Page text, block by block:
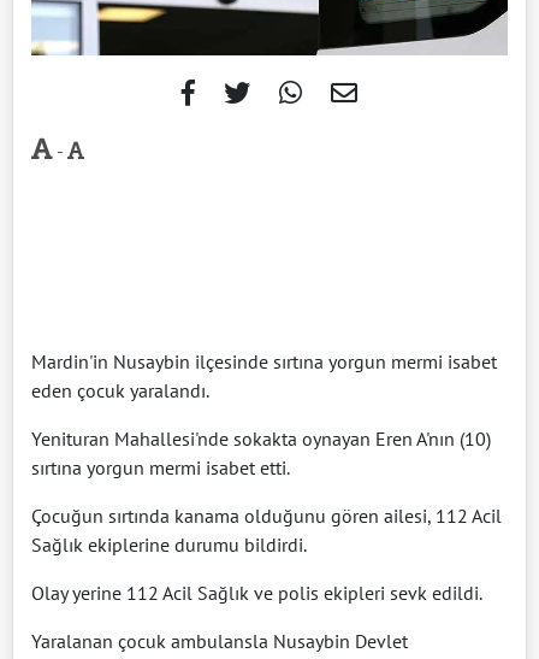
-
Mardin'in Nusaybin ilçesinde sırtına yorgun mermi isabet
eden çocuk yaralandı.
Yenituran Mahallesi'nde sokakta oynayan Eren A'nın (10)
sırtına yorgun mermi isabet etti.
Çocuğun sırtında kanama olduğunu gören ailesi, 112 Acil
Sağlık ekiplerine durumu bildirdi.
Olay yerine 112 Acil Sağlık ve polis ekipleri sevk edildi.
Yaralanan çocuk ambulansla Nusaybin Devlet